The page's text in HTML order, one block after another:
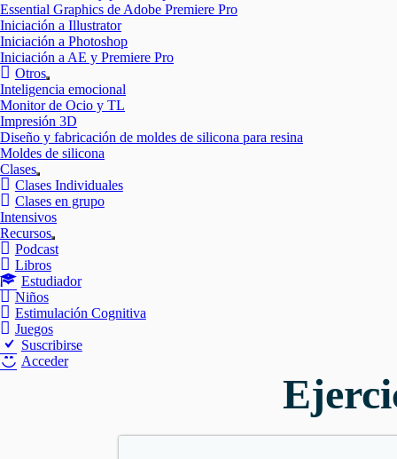
Essential Graphics de Adobe Premiere Pro
Iniciación a Illustrator
Iniciación a Photoshop
Iniciación a AE y Premiere Pro
Otros
Mostrar
el
submenú
Inteligencia emocional
Monitor de Ocio y TL
Impresión 3D
Diseño y fabricación de moldes de silicona para resina
Moldes de silicona
Clases
Mostrar
el
submenú
Clases Individuales
Clases en grupo
Intensivos
Recursos
Mostrar
el
Podcast
Libros
Estudiador
Niños
Estimulación Cognitiva
Juegos
Suscribirse
Acceder